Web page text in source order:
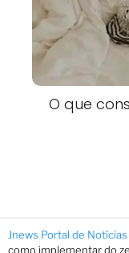
O que
Jnews Portal de Notícias
como implementar do